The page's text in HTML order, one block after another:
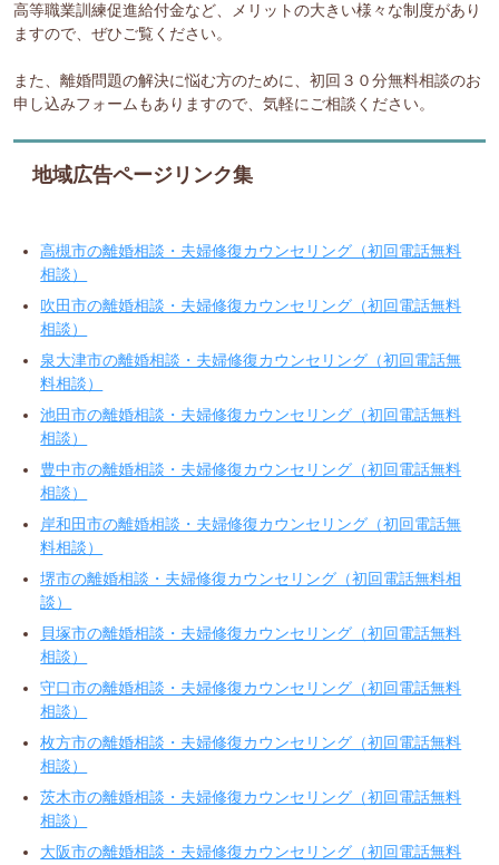
高等職業訓練促進給付金など、メリットの大きい様々な制度があり
ますので、ぜひご覧ください。
また、離婚問題の解決に悩む方のために、初回３０分無料相談のお
申し込みフォームもありますので、気軽にご相談ください。
地域広告ページリンク集
高槻市の離婚相談・夫婦修復カウンセリング（初回電話無料
相談）
吹田市の離婚相談・夫婦修復カウンセリング（初回電話無料
相談）
泉大津市の離婚相談・夫婦修復カウンセリング（初回電話無
料相談）
池田市の離婚相談・夫婦修復カウンセリング（初回電話無料
相談）
豊中市の離婚相談・夫婦修復カウンセリング（初回電話無料
相談）
岸和田市の離婚相談・夫婦修復カウンセリング（初回電話無
料相談）
堺市の離婚相談・夫婦修復カウンセリング（初回電話無料相
談）
貝塚市の離婚相談・夫婦修復カウンセリング（初回電話無料
相談）
守口市の離婚相談・夫婦修復カウンセリング（初回電話無料
相談）
枚方市の離婚相談・夫婦修復カウンセリング（初回電話無料
相談）
茨木市の離婚相談・夫婦修復カウンセリング（初回電話無料
相談）
大阪市の離婚相談・夫婦修復カウンセリング（初回電話無料